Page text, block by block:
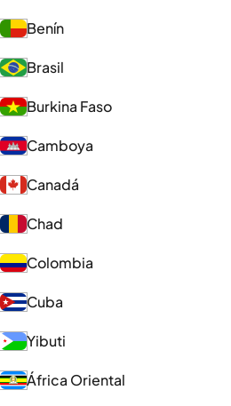
Benín
Brasil
Burkina Faso
Camboya
Canadá
Chad
Colombia
Cuba
Yibuti
África Oriental